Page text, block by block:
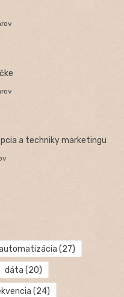
a techniky marketingu
(27)
dáta (20)
(24)